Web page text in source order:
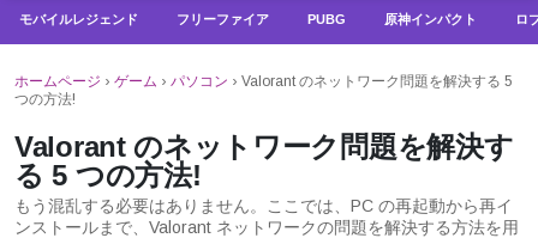
モバイルレジェンド フリーファイア PUBG 原神インパクト ロ
ホームページ › ゲーム › パソコン › Valorant のネットワーク問題を解決する 5
つの方法!
Valorant のネットワーク問題を解決す
る 5 つの方法!
もう混乱する必要はありません。ここでは、PC の再起動から再イ
ンストールまで、Valorant ネットワークの問題を解決する方法を用